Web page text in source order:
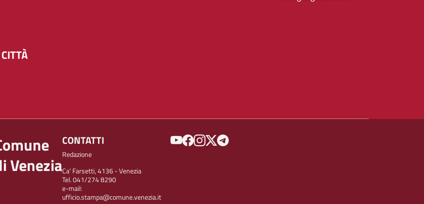
Venezia
CONTATTI
Redazione
Ca' Farsetti, 4136 - Venezia
Tel. 041/274 8290
e-mail:
ufficio.stampa@comune.venezia.it
SOCIAL MENU